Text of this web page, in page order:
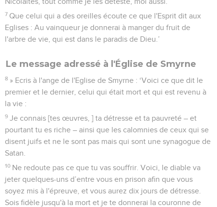
7 Que celui qui a des oreilles écoute ce que l'Esprit dit aux
Eglises : Au vainqueur je donnerai à manger du fruit de
l'arbre de vie, qui est dans le paradis de Dieu.’
Le message adressé à l'Église de Smyrne
8 » Ecris à l'ange de l'Eglise de Smyrne : ‘Voici ce que dit le
premier et le dernier, celui qui était mort et qui est revenu à
la vie :
9 Je connais [tes œuvres, ] ta détresse et ta pauvreté – et
pourtant tu es riche – ainsi que les calomnies de ceux qui se
disent juifs et ne le sont pas mais qui sont une synagogue de
Satan.
10 Ne redoute pas ce que tu vas souffrir. Voici, le diable va
jeter quelques-uns d’entre vous en prison afin que vous
soyez mis à l'épreuve, et vous aurez dix jours de détresse.
Sois fidèle jusqu'à la mort et je te donnerai la couronne de